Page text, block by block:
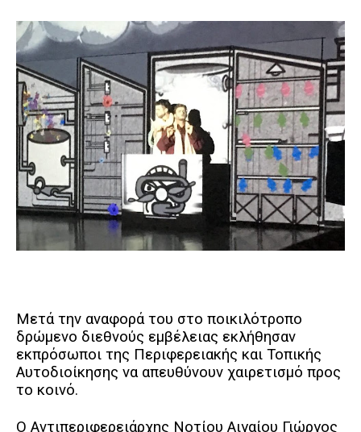
Μετά την αναφορά του στο ποικιλότροπο
δρώμενο διεθνούς εμβέλειας εκλήθησαν
εκπρόσωποι της Περιφερειακής και Τοπικής
Αυτοδιοίκησης να απευθύνουν χαιρετισμό προς
το κοινό.
Ο Αντιπεριφερειάρχης Νοτίου Αιγαίου Γιώργος